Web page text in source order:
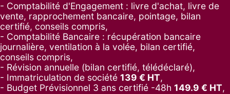
- Comptabilité d'Engagement : livre d'achat, livre de
vente, rapprochement bancaire, pointage, bilan
certifié, conseils compris,
- Comptabilité Bancaire : récupération bancaire
journalière, ventilation à la volée, bilan certifié,
conseils compris,
- Révision annuelle (bilan certifié, télédéclaré),
- Immatriculation de société 139 € HT,
- Budget Prévisionnel 3 ans certifié -48h 149.9 € HT,